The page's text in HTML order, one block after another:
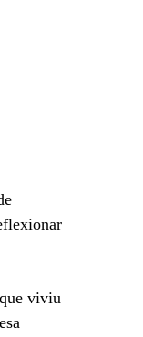
viviu